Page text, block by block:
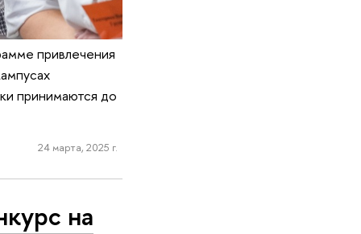
привлечения
принимаются до
24 марта, 2025 г.
на